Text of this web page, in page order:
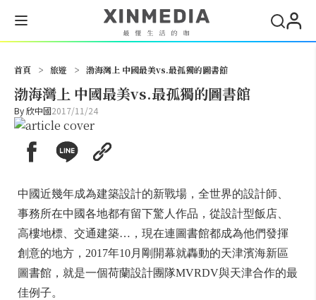
首頁 > 旅遊 > 渤海灣上 中國最美vs.最孤獨的圖書館
渤海灣上 中國最美vs.最孤獨的圖書館
By欣中國2017/11/24
中國近幾年成為建築設計的新戰場，全世界的設計師、
事務所在中國各地都有留下驚人作品，從設計型飯店、
高樓地標、交通建築…，現在連圖書館都成為他們發揮
創意的地方，2017年10月剛開幕就轟動的天津濱海新區
圖書館，就是一個荷蘭設計團隊MVRDV與天津合作的最
佳例子。